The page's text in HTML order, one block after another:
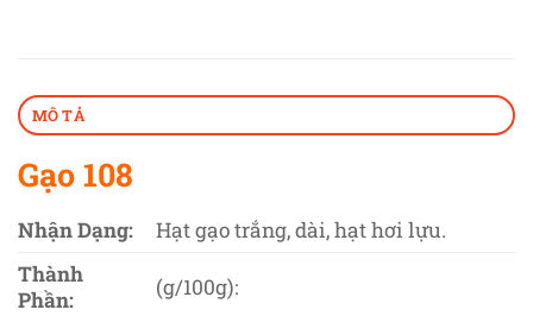
MÔ TẢ
Gạo 108
Nhận Dạng:
Hạt gạo trắng, dài, hạt hơi lựu.
Thành
Phần:
(g/100g):